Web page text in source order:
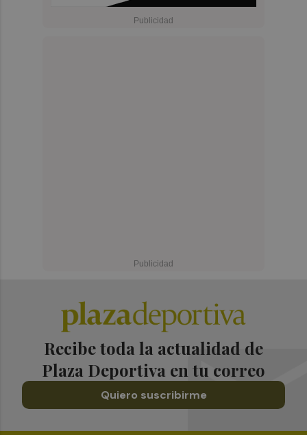
Recibe toda la actualidad de
Plaza Deportiva en tu correo
Quiero suscribirme